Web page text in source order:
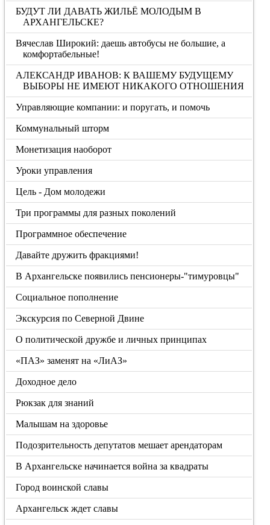
БУДУТ ЛИ ДАВАТЬ ЖИЛЬЁ МОЛОДЫМ В
АРХАНГЕЛЬСКЕ?
Вячеслав Широкий: даешь автобусы не большие, а
комфортабельные!
АЛЕКСАНДР ИВАНОВ: К ВАШЕМУ БУДУЩЕМУ
ВЫБОРЫ НЕ ИМЕЮТ НИКАКОГО ОТНОШЕНИЯ
Управляющие компании: и поругать, и помочь
Коммунальный шторм
Монетизация наоборот
Уроки управления
Цель - Дом молодежи
Три программы для разных поколений
Программное обеспечение
Давайте дружить фракциями!
В Архангельске появились пенсионеры-"тимуровцы"
Социальное пополнение
Экскурсия по Северной Двине
О политической дружбе и личных принципах
«ПАЗ» заменят на «ЛиАЗ»
Доходное дело
Рюкзак для знаний
Малышам на здоровье
Подозрительность депутатов мешает арендаторам
В Архангельске начинается война за квадраты
Город воинской славы
Архангельск ждет славы